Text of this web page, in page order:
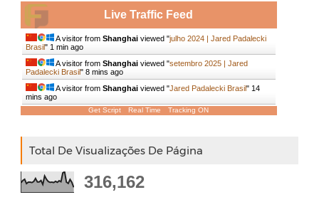
Live Traffic Feed
A visitor from Shanghaiviewed "julho 2024 | Jared Padalecki
Brasil" 1 min ago
A visitor from Shanghaiviewed "setembro 2025 | Jared
Padalecki Brasil" 8 mins ago
A visitor from Shanghaiviewed "Jared Padalecki Brasil" 14
mins ago
Get Script Real Time Tracking ON
Total De Visualizações De Página
316,162